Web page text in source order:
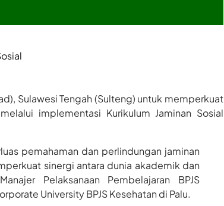
Sulawesi Tengah (Sulteng) untuk memperkuat
implementasi Kurikulum Jaminan Sosial
pemahaman dan perlindungan jaminan
sinergi antara dunia akademik dan
Pelaksanaan Pembelajaran BPJS
University BPJS Kesehatan di Palu.